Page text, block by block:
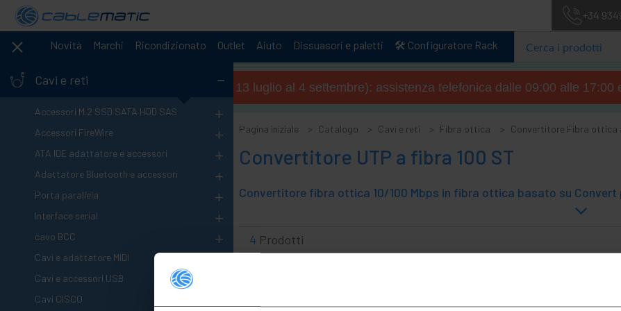
+34
Novità Marchi Ricondizionato Outlet Aiuto Dissuasori e paletti 🛠️ Configuratore Rack
Cavi e reti -
Accessori M.2 SSD SATA HDD SAS +
Accessori FireWire +
ATA IDE adattatore e accessori +
Adattatore Bluetooth e accessori +
Porta parallela +
Interface serial +
cavo BCC +
Cavi e adattatore MIDI +
Cavi e accessori USB
Cavi CISCO
Orario estivo (dal 13 luglio al 4 settembre): assistenza telefonica dalle 09:00 alle
Pagina iniziale Catalogo Cavi e reti Fibra ottica Convertitore Fibra ottica
Convertitore UTP a fibra 100 ST
4 Prodotti